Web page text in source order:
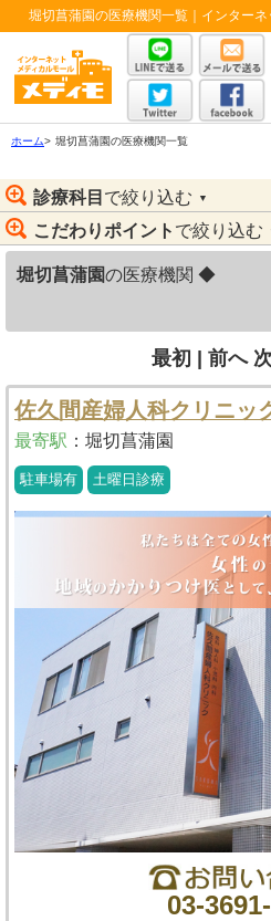
堀切菖蒲園の医療機関一覧｜インター
ホーム> 堀切菖蒲園の医療機関一覧
診療科目 で絞り込む ▼
こだわりポイント で絞り込む
堀切菖蒲園の医療機関 ◆
最初 | 前へ
佐久間産婦人科クリニッ
最寄駅 ： 堀切菖蒲園
駐車場有 土曜日診療
03-